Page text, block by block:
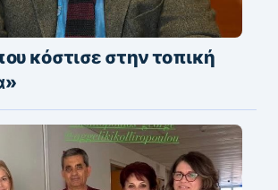
κόστισε στην τοπική